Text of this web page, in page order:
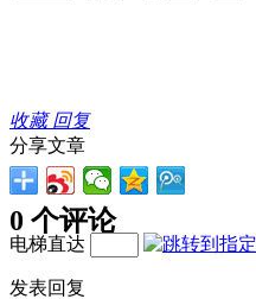
收藏回复
分享文章
0 个评论
电梯直达
发表回复